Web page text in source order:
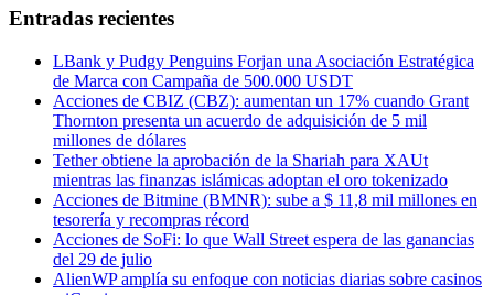
Entradas recientes
LBank y Pudgy Penguins Forjan una Asociación Estratégica
de Marca con Campaña de 500.000 USDT
Acciones de CBIZ (CBZ): aumentan un 17% cuando Grant
Thornton presenta un acuerdo de adquisición de 5 mil
millones de dólares
Tether obtiene la aprobación de la Shariah para XAUt
mientras las finanzas islámicas adoptan el oro tokenizado
Acciones de Bitmine (BMNR): sube a $ 11,8 mil millones en
tesorería y recompras récord
Acciones de SoFi: lo que Wall Street espera de las ganancias
del 29 de julio
AlienWP amplía su enfoque con noticias diarias sobre casinos